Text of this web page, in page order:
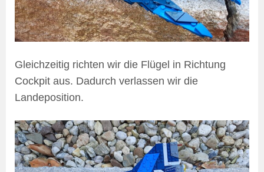
Gleichzeitig richten wir die Flügel in Richtung
Cockpit aus. Dadurch verlassen wir die
Landeposition.